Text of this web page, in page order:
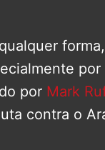
por Mark
contra o